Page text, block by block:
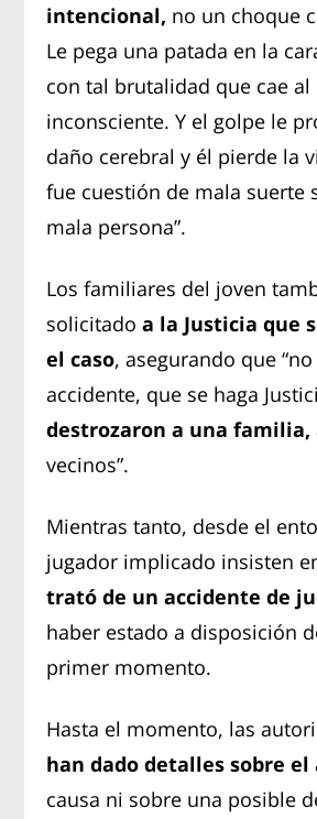
intencional, no un choque
Le pega una patada en la
con tal brutalidad que cae al
inconsciente. Y el golpe le
daño cerebral y él pierde la
fue cuestión de mala suerte
mala persona”.
Los familiares del joven
solicitado a la Justicia que
el caso, asegurando que
accidente, que se haga
destrozaron a una familia,
vecinos”.
Mientras tanto, desde el
jugador implicado insisten
trató de un accidente de
haber estado a disposición
primer momento.
Hasta el momento, las
han dado detalles sobre el
causa ni sobre una posible